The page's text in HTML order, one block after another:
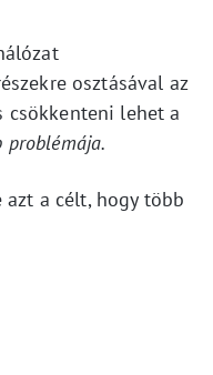
osztásával az
csökkenteni lehet a
problémája.
a célt, hogy több